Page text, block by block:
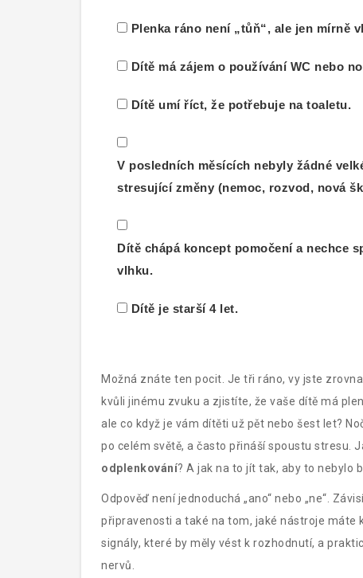
Plenka ráno není „tůň“, ale jen mírně
Dítě má zájem o používání WC nebo
Dítě umí říct, že potřebuje na toaletu.
V posledních měsících nebyly žádné
stresující změny (nemoc, rozvod, nová
Dítě chápá koncept pomočení a nechce
vlhku.
Dítě je starší 4 let.
Možná znáte ten pocit. Je tři ráno, vy jste
kvůli jinému zvuku a zjistíte, že vaše dítě má
ale co když je vám dítěti už pět nebo šest let?
po celém světě, a často přináší spoustu stresu.
odplenkování? A jak na to jít tak, aby to nebylo
Odpověď není jednoduchá „ano“ nebo „ne“.
připravenosti a také na tom, jaké nástroje máte
signály, které by měly vést k rozhodnutí, a
nervů.